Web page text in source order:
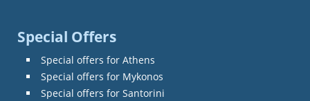
Special Offers
Special offers for Athens
Special offers for Mykonos
Special offers for Santorini